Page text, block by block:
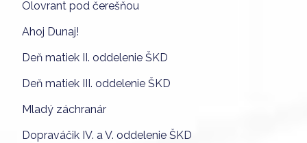
Olovrant pod čerešňou
Ahoj Dunaj!
Deň matiek II. oddelenie ŠKD
Deň matiek III. oddelenie ŠKD
Mladý záchranár
Dopraváčik IV. a V. oddelenie ŠKD